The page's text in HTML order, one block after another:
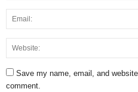
Save my name, email, and
comment.